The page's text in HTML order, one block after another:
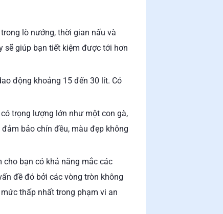
lò nướng, thời gian nấu và
sẽ giúp bạn tiết kiệm được tới hơn
động khoảng 15 đến 30 lít. Có
trọng lượng lớn như một con gà,
bảo chín đều, màu đẹp không
cho bạn có khả năng mắc các
đề đó bởi các vòng tròn không
thấp nhất trong phạm vi an